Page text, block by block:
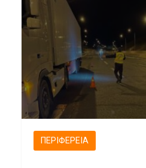
ΠΕΡΙΦΈΡΕΙΑ